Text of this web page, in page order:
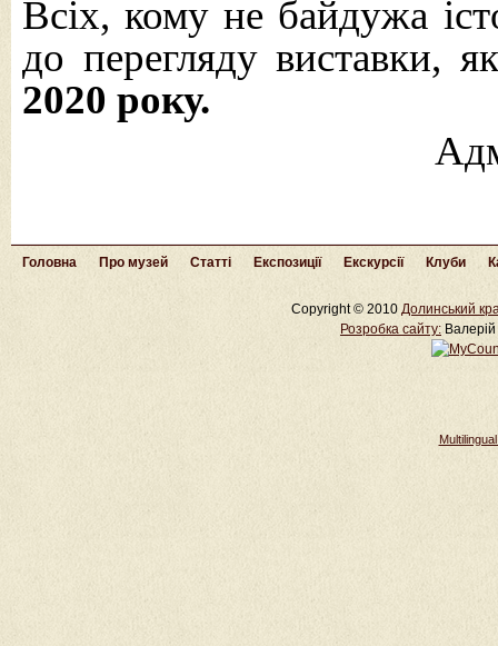
Всіх, кому не байдужа
до перегляду виставки,
2020 року.
Головна Про музей Статті Експозиції Екскурсії Клуби
Copyright © 2010 Долинський
Розробка cайту: